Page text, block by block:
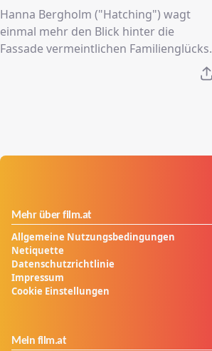
Hanna Bergholm ("Hatching") wagt
einmal mehr den Blick hinter die
Fassade vermeintlichen Familienglücks.
Mehr über film.at
Allgemeine Nutzungsbedingungen
Netiquette
Datenschutzrichtlinie
Impressum
Cookie Einstellungen
Mein film.at